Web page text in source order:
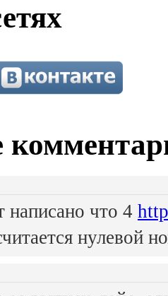
написано что 4
нулевой